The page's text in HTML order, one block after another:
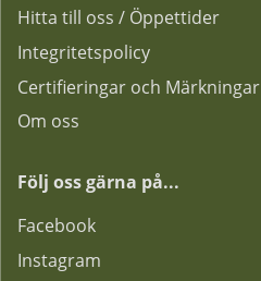
Hitta till oss / Öppettider
Integritetspolicy
Certifieringar och Märkningar
Om oss
Följ oss gärna på...
Facebook
Instagram